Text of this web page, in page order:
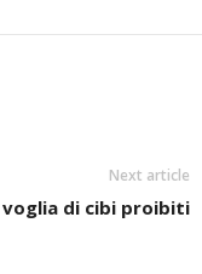
Next article
voglia di cibi proibiti